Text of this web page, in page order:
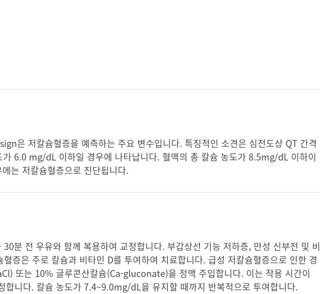
은 저칼슘혈증을 예측하는 주요 변수입니다. 특징적인 소견은 심전도상 QT 간격
6.0 mg/dL 이하일 경우에 나타납니다. 혈액의 총 칼슘 농도가 8.5mg/dL 이하이
는 저칼슘혈증으로 진단됩니다.
분 전 우유와 함께 복용하여 교정합니다. 부갑상선 기능 저하증, 만성 신부전 및 비
증은 주로 칼슘과 비타민 D를 투여하여 치료합니다. 급성 저칼슘혈증으로 인한 경
또는 10% 글루콘산칼슘(Ca-gluconate)을 정맥 주입합니다. 이는 작용 시간이
합니다. 칼슘 농도가 7.4~9.0mg/dL을 유지할 때까지 반복적으로 투여합니다.